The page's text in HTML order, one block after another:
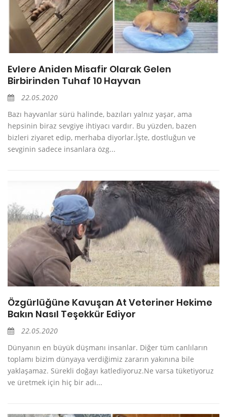
Evlere Aniden Misafir Olarak Gelen
Birbirinden Tuhaf 10 Hayvan
22.05.2020
Bazı hayvanlar sürü halinde, bazıları yalnız yaşar, ama
hepsinin biraz sevgiye ihtiyacı vardır. Bu yüzden, bazen
bizleri ziyaret edip, merhaba diyorlar.İşte, dostluğun ve
sevginin sadece insanlara özg...
Özgürlüğüne Kavuşan At Veteriner Hekime
Bakın Nasıl Teşekkür Ediyor
22.05.2020
Dünyanın en büyük düşmanı insanlar. Diğer tüm canlıların
toplamı bizim dünyaya verdiğimiz zararın yakınına bile
yaklaşamaz. Sürekli doğayı katlediyoruz.Ne varsa tüketiyoruz
ve üretmek için hiç bir adı...